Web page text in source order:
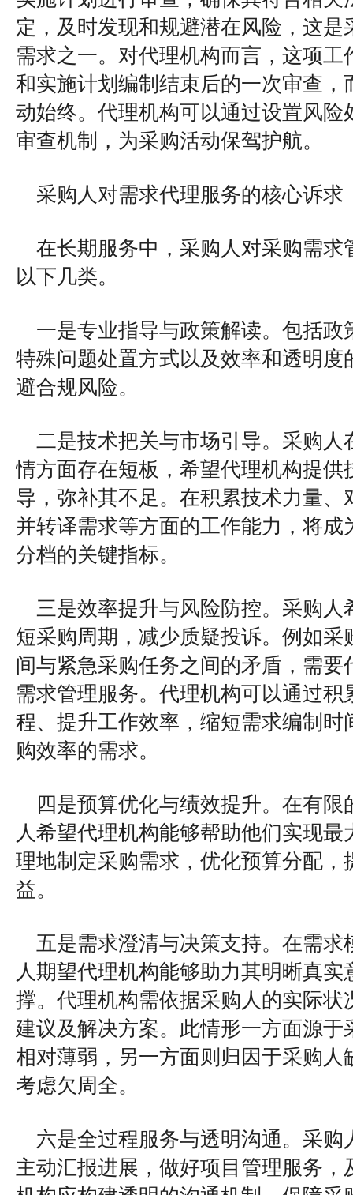
定，及时发现和规避潜在风险，这是
需求之一。对代理机构而言，这项工
和实施计划编制结束后的一次审查，
动始终。代理机构可以通过设置风险
审查机制，为采购活动保驾护航。
采购人对需求代理服务的核心诉求
在长期服务中，采购人对采购需求
以下几类。
一是专业指导与政策解读。包括政
特殊问题处置方式以及效率和透明度
避合规风险。
二是技术把关与市场引导。采购人
情方面存在短板，希望代理机构提供
导，弥补其不足。在积累技术力量、
并转译需求等方面的工作能力，将成
分档的关键指标。
三是效率提升与风险防控。采购人
短采购周期，减少质疑投诉。例如采
间与紧急采购任务之间的矛盾，需要
需求管理服务。代理机构可以通过积
程、提升工作效率，缩短需求编制时
购效率的需求。
四是预算优化与绩效提升。在有
人希望代理机构能够帮助他们实现
理地制定采购需求，优化预算分配，
益。
五是需求澄清与决策支持。在需求
人期望代理机构能够助力其明晰真实
撑。代理机构需依据采购人的实际状
建议及解决方案。此情形一方面源于
相对薄弱，另一方面则归因于采购人
考虑欠周全。
六是全过程服务与透明沟通。采购
主动汇报进展，做好项目管理服务，